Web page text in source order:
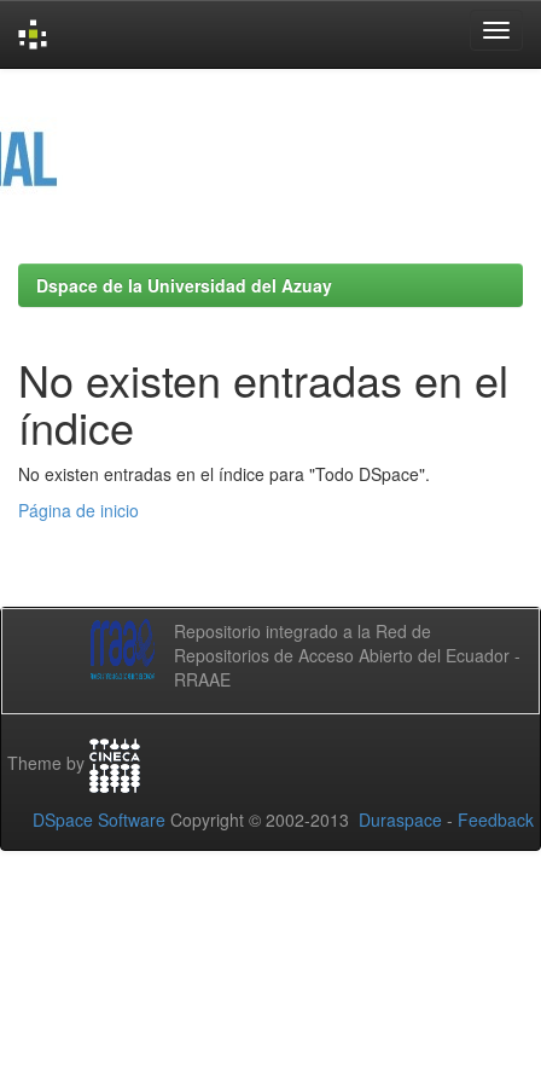
Dspace de la Universidad del Azuay
No existen entradas en el
índice
No existen entradas en el índice para "Todo DSpace".
Página de inicio
Repositorio integrado a la Red de
Repositorios de Acceso Abierto del Ecuador -
RRAAE
Theme by
DSpace Software Copyright © 2002-2013 Duraspace - Feedback